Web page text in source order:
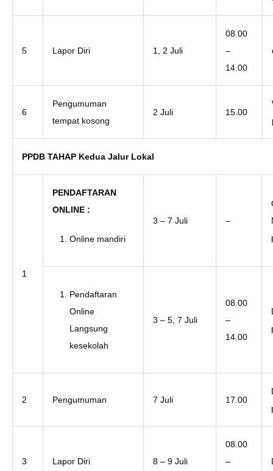
5 Lapor Diri 1, 2 Juli
08.00
–
14.00
6
Pengumuman
tempat kosong
2 Juli 15.00
PPDB TAHAP Kedua Jalur Lokal
1
PENDAFTARAN
ONLINE :
Online mandiri
3 – 7 Juli –
Pendaftaran
Online
Langsung
kesekolah
3 – 5, 7 Juli
08.00
–
14.00
2 Pengumuman 7 Juli 17.00
3 Lapor Diri 8 – 9 Juli
08.00
–